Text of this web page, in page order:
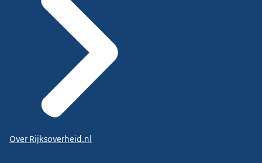
Over Rijksoverheid.nl